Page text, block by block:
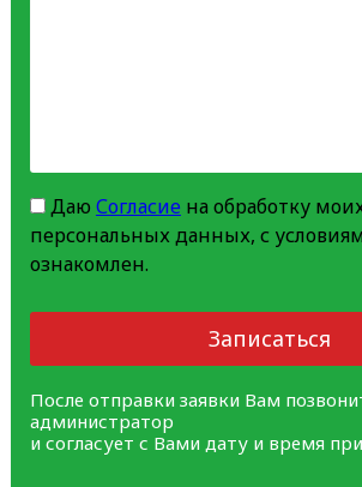
Даю Согласиена обработку
персональных данных, с
ознакомлен.
Записаться
После отправки заявки Вам
администратор
и согласует с Вами дату и время